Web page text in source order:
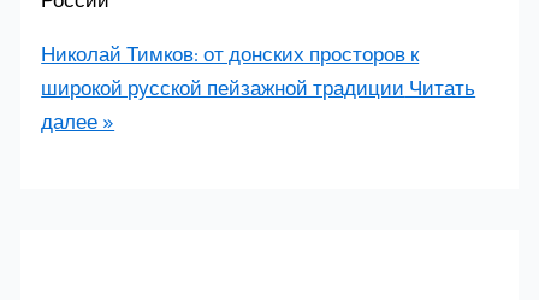
Николай Тимков: от донских просторов к
широкой русской пейзажной традиции Читать
далее »